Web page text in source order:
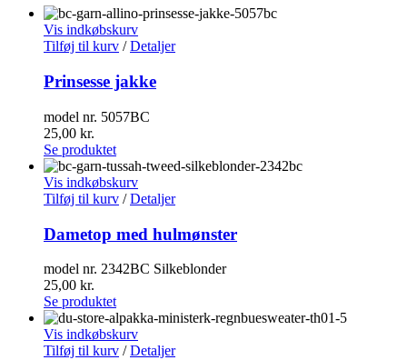
Vis indkøbskurv
Tilføj til kurv / Detaljer
Prinsesse jakke
model nr. 5057BC
25,00 kr.
Se produktet
Vis indkøbskurv
Tilføj til kurv / Detaljer
Dametop med hulmønster
model nr. 2342BC Silkeblonder
25,00 kr.
Se produktet
Vis indkøbskurv
Tilføj til kurv / Detaljer